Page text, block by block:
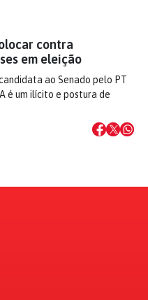
contra
em eleição
ao Senado pelo PT
é um ilícito e postura de